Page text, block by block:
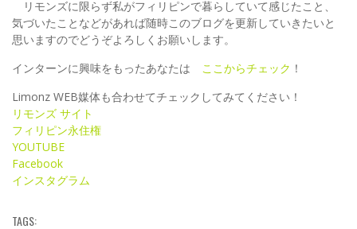
リモンズに限らず私がフィリピンで暮らしていて感じたこと、
気づいたことなどがあれば随時このブログを更新していきたいと
思いますのでどうぞよろしくお願いします。
インターンに興味をもったあなたは ここからチェック ！
Limonz WEB媒体も合わせてチェックしてみてください！
リモンズ サイト
フィリピン永住権
YOUTUBE
Facebook
インスタグラム
TAGS: